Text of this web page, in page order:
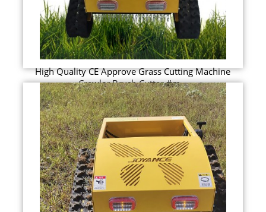
High Quality CE Approve Grass Cutting Machine
Crawler Brush Cutter #m...